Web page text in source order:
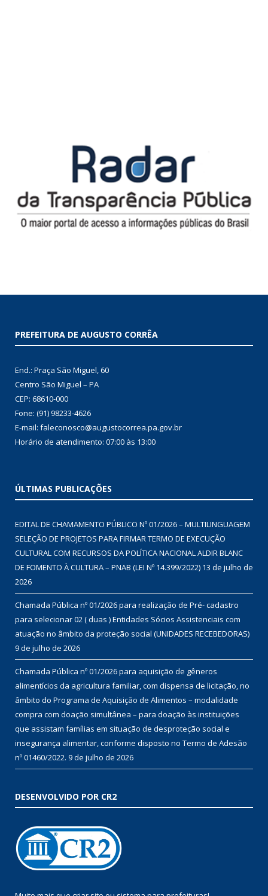
PREFEITURA DE AUGUSTO CORRÊA
End.: Praça São Miguel, 60
Centro São Miguel – PA
CEP: 68610-000
Fone: (91) 98233-4626
E-mail: faleconosco@augustocorrea.pa.gov.br
Horário de atendimento: 07:00 às 13:00
ÚLTIMAS PUBLICAÇÕES
EDITAL DE CHAMAMENTO PÚBLICO Nº 01/2026 – MULTILINGUAGEM
SELEÇÃO DE PROJETOS PARA FIRMAR TERMO DE EXECUÇÃO
CULTURAL COM RECURSOS DA POLÍTICA NACIONAL ALDIR BLANC
DE FOMENTO À CULTURA – PNAB (LEI Nº 14.399/2022) 13 de julho de
2026
Chamada Pública nº 01/2026 para realização de Pré- cadastro
para selecionar 02 ( duas ) Entidades Sócios Assistenciais com
atuação no âmbito da proteção social (UNIDADES RECEBEDORAS)
9 de julho de 2026
Chamada Pública nº 01/2026 para aquisição de gêneros
alimentícios da agricultura familiar, com dispensa de licitação, no
âmbito do Programa de Aquisição de Alimentos – modalidade
compra com doação simultânea – para doação às instituições
que assistam famílias em situação de desproteção social e
insegurança alimentar, conforme disposto no Termo de Adesão
nº 01460/2022. 9 de julho de 2026
DESENVOLVIDO POR CR2